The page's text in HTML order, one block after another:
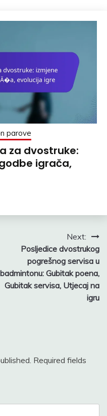
parove
za dvostruke:
igrača,
Next:
Posljedice dvostrukog
pogrešnog servisa u
badmintonu: Gubitak poena,
Gubitak servisa, Utjecaj na
igru
Required fields